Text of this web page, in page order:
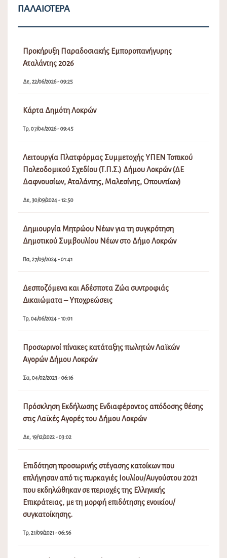
ΠΑΛΑΙΌΤΕΡΑ
Προκήρυξη Παραδοσιακής Εμποροπανήγυρης
Αταλάντης 2026
Δε, 22/06/2026 - 09:25
Κάρτα Δημότη Λοκρών
Τρ, 07/04/2026 - 09:45
Λειτουργία Πλατφόρμας Συμμετοχής ΥΠΕΝ Τοπικού
Πολεοδομικού Σχεδίου (Τ.Π.Σ.) Δήμου Λοκρών (ΔΕ
Δαφνουσίων, Αταλάντης, Μαλεσίνης, Οπουντίων)
Δε, 30/09/2024 - 12:50
Δημιουργία Μητρώου Νέων για τη συγκρότηση
Δημοτικού Συμβουλίου Νέων στο Δήμο Λοκρών
Πα, 27/09/2024 - 01:41
Δεσποζόμενα και Αδέσποτα Ζώα συντροφιάς
Δικαιώματα – Υποχρεώσεις
Τρ, 04/06/2024 - 10:01
Προσωρινοί πίνακες κατάταξης πωλητών Λαϊκών
Αγορών Δήμου Λοκρών
Σα, 04/02/2023 - 06:16
Πρόσκληση Εκδήλωσης Ενδιαφέροντος απόδοσης θέσης
στις Λαϊκές Αγορές του Δήμου Λοκρών
Δε, 19/12/2022 - 03:02
Επιδότηση προσωρινής στέγασης κατοίκων που
επλήγησαν από τις πυρκαγιές Ιουλίου/Αυγούστου 2021
που εκδηλώθηκαν σε περιοχές της Ελληνικής
Επικράτειας, με τη μορφή επιδότησης ενοικίου/
συγκατοίκησης.
Τρ, 21/09/2021 - 06:56